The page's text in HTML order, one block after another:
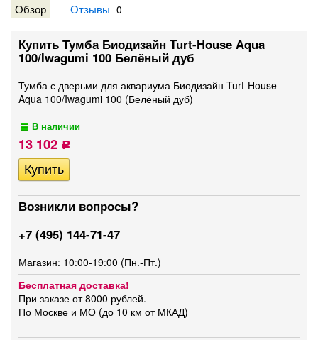
Обзор Отзывы 0
Купить Тумба Биодизайн Turt-House Aqua
100/Iwagumi 100 Белёный дуб
Тумба с дверьми для аквариума Биодизайн Turt-House
Aqua 100/Iwagumi 100 (Белёный дуб)
В наличии
13 102 Р
Возникли вопросы?
+7 (495) 144-71-47
Магазин: 10:00-19:00 (Пн.-Пт.)
Бесплатная доставка!
При заказе от 8000 рублей.
По Москве и МО (до 10 км от МКАД)